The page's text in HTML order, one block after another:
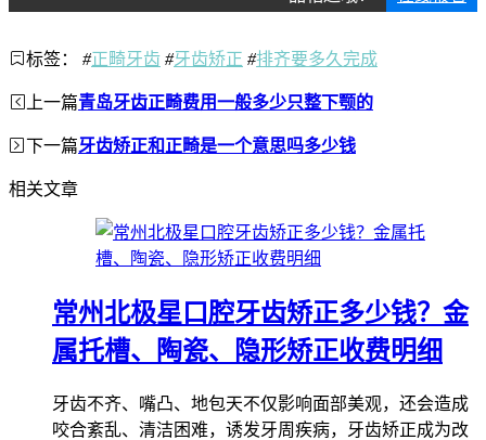
标签： #正畸牙齿 #牙齿矫正 #排齐要多久完成
上一篇青岛牙齿正畸费用一般多少只整下颚的
下一篇牙齿矫正和正畸是一个意思吗多少钱
相关文章
常州北极星口腔牙齿矫正多少钱？金
属托槽、陶瓷、隐形矫正收费明细
牙齿不齐、嘴凸、地包天不仅影响面部美观，还会造成
咬合紊乱、清洁困难，诱发牙周疾病，牙齿矫正成为改